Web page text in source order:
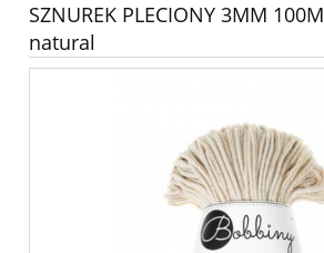
SZNUREK PLECIONY 3MM
natural